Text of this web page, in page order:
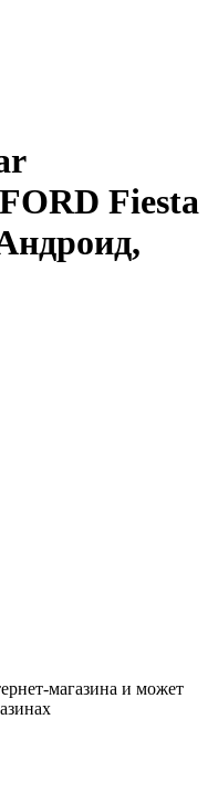
Fiesta
магазина и может